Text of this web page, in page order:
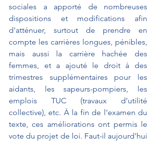
sociales a apporté de nombreuses
dispositions et modifications afin
d'atténuer, surtout de prendre en
compte les carrières longues, pénibles,
mais aussi la carrière hachée des
femmes, et a ajouté le droit à des
trimestres supplémentaires pour les
aidants, les sapeurs-pompiers, les
emplois TUC (travaux d’utilité
collective), etc. À la fin de l'examen du
texte, ces améliorations ont permis le
vote du projet de loi. Faut-il aujourd'hui